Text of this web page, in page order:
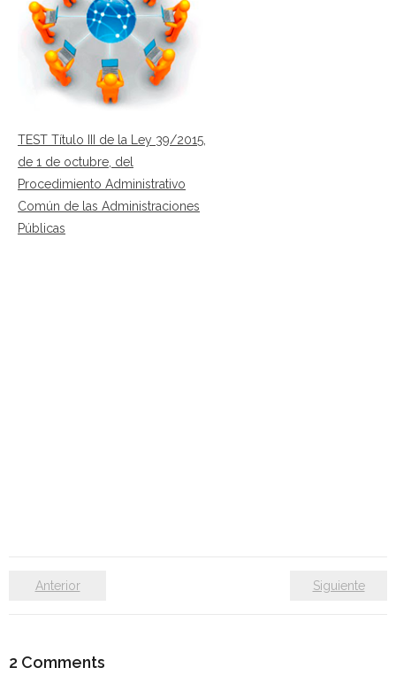
TEST Título III de la Ley 39/2015,
de 1 de octubre, del
Procedimiento Administrativo
Común de las Administraciones
Públicas
Anterior Siguiente
2 Comments